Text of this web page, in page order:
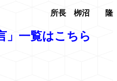
所長 栁沼 隆
」一覧はこちら